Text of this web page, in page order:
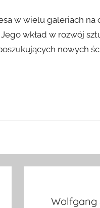
w wielu galeriach na
wkład w rozwój
nowych
Wolfgang